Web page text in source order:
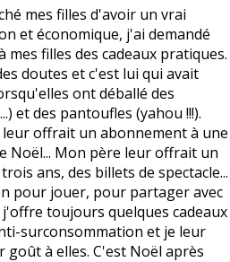
mes filles d'avoir un vrai
et économique, j'ai demandé
filles des cadeaux pratiques.
doutes et c'est lui qui avait
ont déballé des
et des pantoufles (yahou !!!).
offrait un abonnement à une
Noël... Mon père leur offrait un
ans, des billets de spectacle...
pour jouer, pour partager avec
toujours quelques cadeaux
surconsommation et je leur
à elles. C'est Noël après